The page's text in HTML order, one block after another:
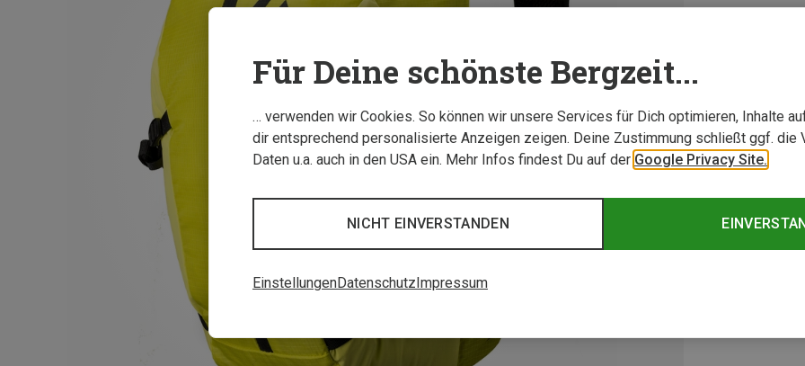
Für Deine schönste Bergzeit...
… verwenden wir Cookies. So können wir unsere Services für Dich optimieren, Inhalte
dir entsprechend personalisierte Anzeigen zeigen. Deine Zustimmung schließt ggf. die
Daten u.a. auch in den USA ein. Mehr Infos findest Du auf der Google Privacy Site.
NICHT EINVERSTANDEN
EinstellungenDatenschutzImpressum